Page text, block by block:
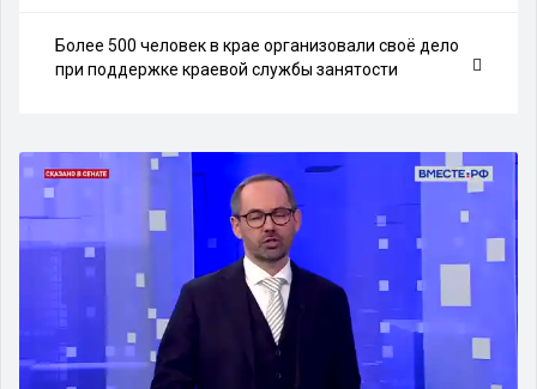
Более 500 человек в крае организовали своё дело
при поддержке краевой службы занятости